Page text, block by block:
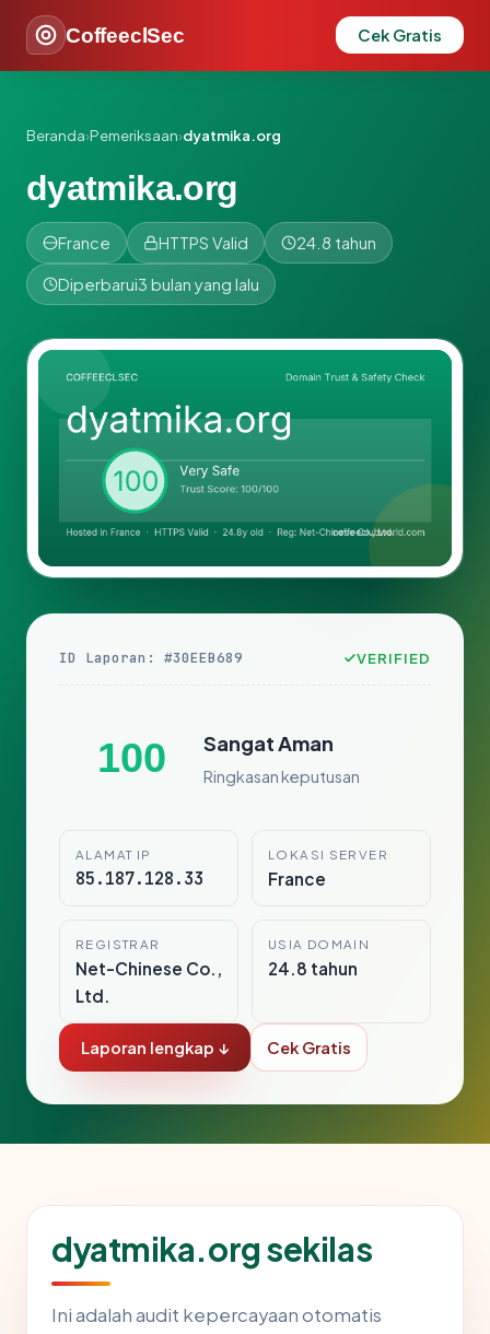
CoffeeclSec Cek Gratis
Beranda›Pemeriksaan›dyatmika.org
dyatmika.org
France HTTPS Valid 24.8 tahun
Diperbarui3 bulan yang lalu
ID Laporan: #30EEB689 VERIFIED
100 Sangat Aman
Ringkasan keputusan
ALAMAT IP
85.187.128.33
LOKASI SERVER
France
REGISTRAR
Net-Chinese Co.,
Ltd.
USIA DOMAIN
24.8 tahun
Laporan lengkap ↓ Cek Gratis
dyatmika.org sekilas
Ini adalah audit kepercayaan otomatis